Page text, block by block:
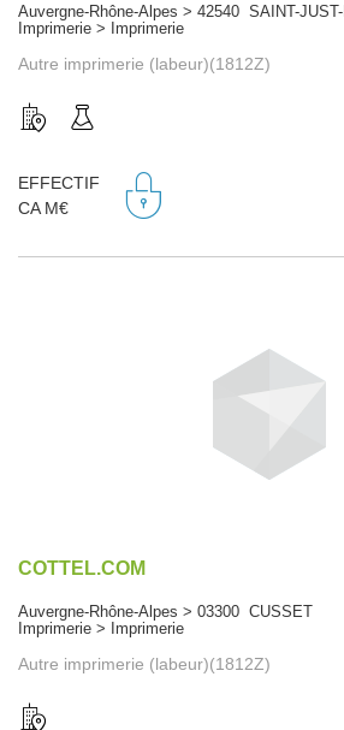
Auvergne-Rhône-Alpes > 42540 SAINT-
Imprimerie > Imprimerie
Autre imprimerie (labeur)(1812Z)
EFFECTIF
CA M€
COTTEL.COM
Auvergne-Rhône-Alpes > 03300 CUSSET
Imprimerie > Imprimerie
Autre imprimerie (labeur)(1812Z)